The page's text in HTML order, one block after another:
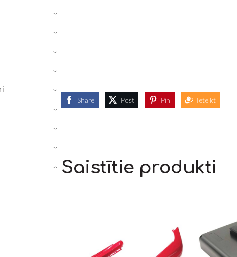
›
›
›
›
›
›
›
›
›
Share Post Pin Ieteikt
Saistītie produkti